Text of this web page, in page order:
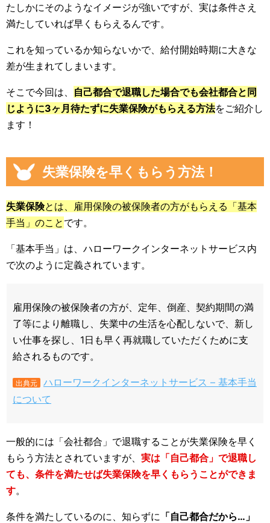
たしかにそのようなイメージが強いですが、実は条件さえ
満たしていれば早くもらえるんです。
これを知っているか知らないかで、給付開始時期に大きな
差が生まれてしまいます。
そこで今回は、 自己都合で退職した場合でも会社都合と同
じように3ヶ月待たずに失業保険がもらえる方法をご紹介し
ます！
失業保険を早くもらう方法！
失業保険とは、雇用保険の被保険者の方がもらえる「基本
手当」のこと です。
「基本手当」は、ハローワークインターネットサービス内
で次のように定義されています。
雇用保険の被保険者の方が、定年、倒産、契約期間の満
了等により離職し、失業中の生活を心配しないで、新し
い仕事を探し、1日も早く再就職していただくために支
給されるものです。
出典元
ハローワークインターネットサービス – 基本手当
について
一般的には「会社都合」で退職することが失業保険を早く
もらう方法とされていますが、 実は「自己都合」で退職し
ても、条件を満たせば失業保険を早くもらうことができま
す。
条件を満たしているのに、知らずに 「自己都合だから…」